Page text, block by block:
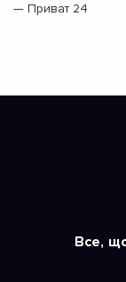
— Приват 24
Все,